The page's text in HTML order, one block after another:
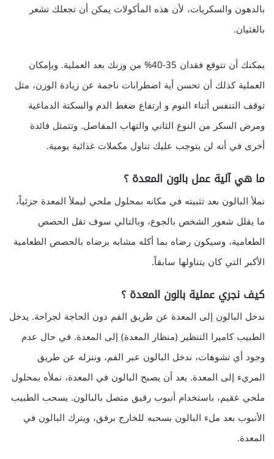
بالدهون والسكريات، لأن هذه المأكولات يمكن أن تجعلك تشعر
بالغثيان.
يمكنك أن تتوقع فقدان 35-40% من وزنك بعد العملية. وبإمكان
العملية كذلك أن تحسن أية اضطرابات ناجمة عن زيادة الوزن، مثل
توقف التنفس أثناء النوم و ارتفاع ضغط الدم والسكتة الدماغية
ومرض السكر من النوع الثاني والتهاب المفاصل. وتتمثل فائدة
أخرى في أنه لن يتوجب عليك تناول مكملات غذائية يومية.
ما هي آلية عمل بالون المعدة ؟
نملأ البالون بعد تثبيته في مكانه بمحلول ملحي ليملأ المعدة جزئياً،
ما يقلل شعور الشخص بالجوع، وبالتالي سوف تقل الحصص
الطعامية، وسيكون رضاه بما أكله مشابه برضاه بالحصص الطعامية
الأكبر التي كان يتناولها سابقاً.
كيف نجري عملية بالون المعدة ؟
ندخل البالون إلى المعدة عن طريق الفم دون الحاجة لجراحة. يدخل
الطبيب كاميرا التنظير (منظار المعدة) إلى المعدة. في حال عدم
وجود أي تشوهات، ندخل البالون عبر الفم، وننزله عن طريق
المريء إلى المعدة. يعد أن يصبح البالون في المعدة، نملأه بمحلول
ملحي عقيم، باستخدام أنبوب رقيق متصل بالبالون. يسحب الطبيب
الأنبوب بعد ملء البالون بسحبه للخارج برفق، ويترك البالون في
المعدة.